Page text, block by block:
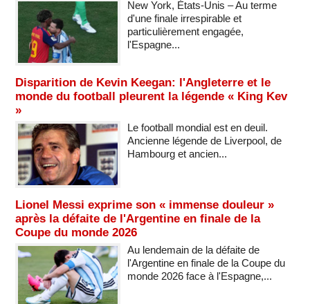
New York, États-Unis – Au terme
d'une finale irrespirable et
particulièrement engagée,
l'Espagne...
Disparition de Kevin Keegan: l'Angleterre et le
monde du football pleurent la légende « King Kev
»
Le football mondial est en deuil.
Ancienne légende de Liverpool, de
Hambourg et ancien...
Lionel Messi exprime son « immense douleur »
après la défaite de l'Argentine en finale de la
Coupe du monde 2026
Au lendemain de la défaite de
l'Argentine en finale de la Coupe du
monde 2026 face à l'Espagne,...